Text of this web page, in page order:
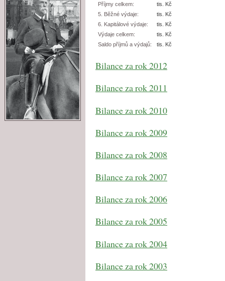
Příjmy celkem:
tis. Kč
5. Běžné výdaje:
tis. Kč
6. Kapitálové výdaje:
tis. Kč
Výdaje celkem:
tis. Kč
Saldo příjmů a výdajů:
tis. Kč
Bilance za rok 2012
Bilance za rok 2011
Bilance za rok 2010
Bilance za rok 2009
Bilance za rok 2008
Bilance za rok 2007
Bilance za rok 2006
Bilance za rok 2005
Bilance za rok 2004
Bilance za rok 2003